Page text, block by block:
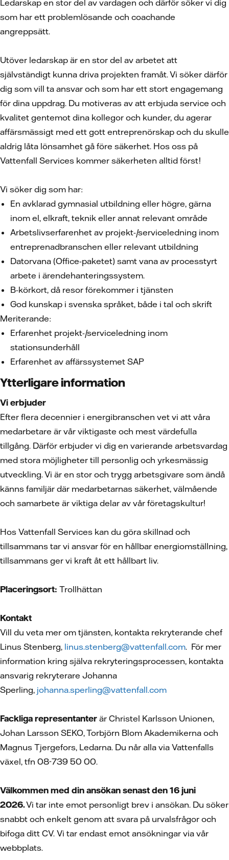
Ledarskap en stor del av vardagen och därför söker vi dig
som har ett problemlösande och coachande
angreppsätt.
Utöver ledarskap är en stor del av arbetet att
självständigt kunna driva projekten framåt. Vi söker därför
dig som vill ta ansvar och som har ett stort engagemang
för dina uppdrag. Du motiveras av att erbjuda service och
kvalitet gentemot dina kollegor och kunder, du agerar
affärsmässigt med ett gott entreprenörskap och du skulle
aldrig låta lönsamhet gå före säkerhet. Hos oss på
Vattenfall Services kommer säkerheten alltid först!
Vi söker dig som har:
En avklarad gymnasial utbildning eller högre, gärna
inom el, elkraft, teknik eller annat relevant område
Arbetslivserfarenhet av projekt-/serviceledning inom
entreprenadbranschen eller relevant utbildning
Datorvana (Office-paketet) samt vana av processtyrt
arbete i ärendehanteringssystem.
B-körkort, då resor förekommer i tjänsten
God kunskap i svenska språket, både i tal och skrift
Meriterande:
Erfarenhet projekt-/serviceledning inom
stationsunderhåll
Erfarenhet av affärssystemet SAP
Ytterligare information
Vi erbjuder
Efter flera decennier i energibranschen vet vi att våra
medarbetare är vår viktigaste och mest värdefulla
tillgång. Därför erbjuder vi dig en varierande arbetsvardag
med stora möjligheter till personlig och yrkesmässig
utveckling. Vi är en stor och trygg arbetsgivare som ändå
känns familjär där medarbetarnas säkerhet, välmående
och samarbete är viktiga delar av vår företagskultur!
Hos Vattenfall Services kan du göra skillnad och
tillsammans tar vi ansvar för en hållbar energiomställning,
tillsammans ger vi kraft åt ett hållbart liv.
Placeringsort: Trollhättan
Kontakt
Vill du veta mer om tjänsten, kontakta rekryterande chef
Linus Stenberg, linus.stenberg@vattenfall.com. För mer
information kring själva rekryteringsprocessen, kontakta
ansvarig rekryterare Johanna
Sperling, johanna.sperling@vattenfall.com
Fackliga representanter är Christel Karlsson Unionen,
Johan Larsson SEKO, Torbjörn Blom Akademikerna och
Magnus Tjergefors, Ledarna. Du når alla via Vattenfalls
växel, tfn 08-739 50 00.
Välkommen med din ansökan senast den 16 juni
2026.Vi tar inte emot personligt brev i ansökan. Du söker
snabbt och enkelt genom att svara på urvalsfrågor och
bifoga ditt CV. Vi tar endast emot ansökningar via vår
webbplats.